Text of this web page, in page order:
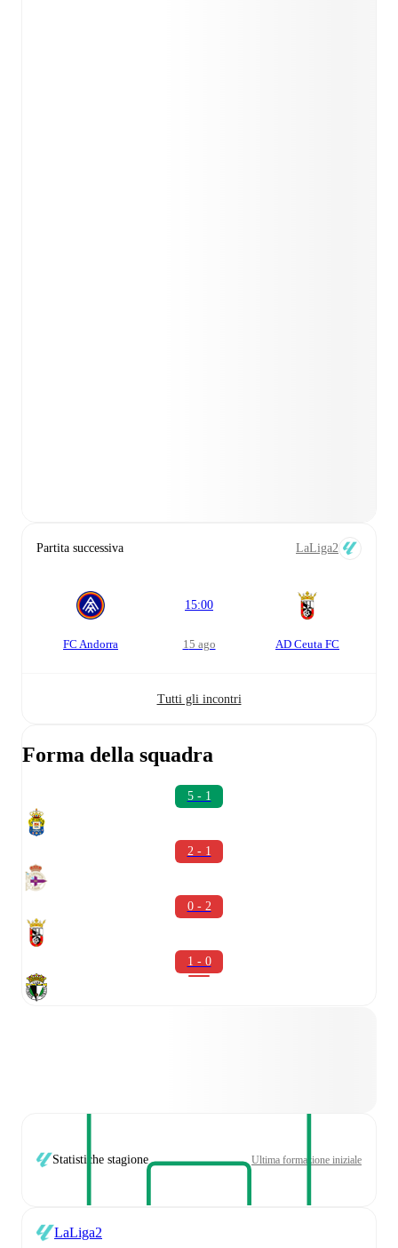
Partita successiva LaLiga2
FC Andorra
15:00
15 ago AD Ceuta FC
Tutti gli incontri
Forma della squadra
5 - 1
2 - 1
0 - 2
1 - 0
Statistiche stagione Ultima formazione iniziale
LaLiga2